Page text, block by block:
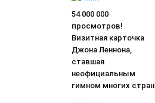
54 000 000
просмотров!
Визитная карточка
Джона Леннона,
ставшая
неофициальным
гимном многих стран